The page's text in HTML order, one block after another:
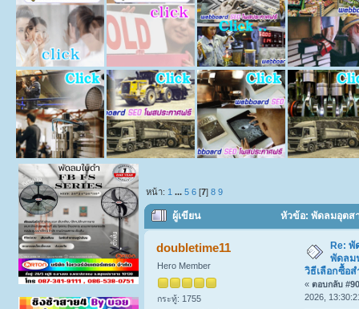
หน้า: 1 ...5 6 [7]8 9
ผู้เขียน หัวข้อ: พัดลมอุตส
สำหรับโรงงานและโกดัง (อ่าน 3062 ครั้ง)
doubletime11
Hero Member
กระทู้: 1755
Re:
พัดลม
วิธีเลือกซื้อ
« ตอบกลับ
2026,